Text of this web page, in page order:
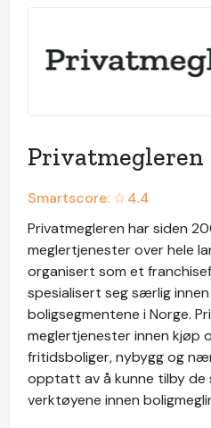
Privatmegleren
Smartscore: ☆4.4
Privatmegleren har siden
meglertjenester over hele
organisert som et
spesialisert seg særlig
boligsegmentene i Norge.
meglertjenester innen kjøp
fritidsboliger, nybygg og
opptatt av å kunne tilby de
verktøyene innen